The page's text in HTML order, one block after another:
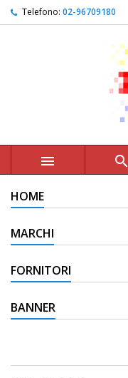
Telefono: 02-96709180
 
HOME
MARCHI
FORNITORI
BANNER